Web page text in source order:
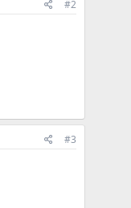
#2
#3